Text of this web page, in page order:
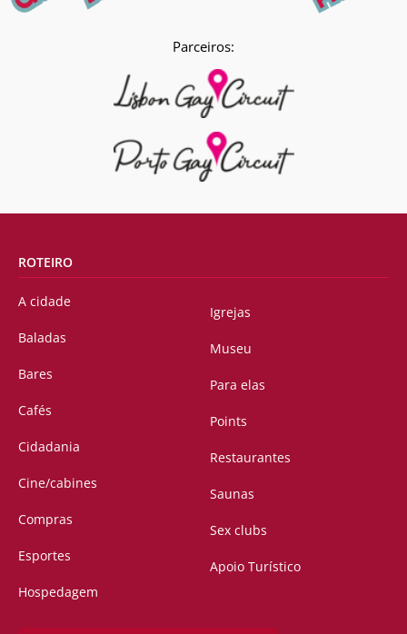
Parceiros:
ROTEIRO
A cidade
Baladas
Bares
Cafés
Cidadania
Cine/cabines
Compras
Esportes
Hospedagem
Igrejas
Museu
Para elas
Points
Restaurantes
Saunas
Sex clubs
Apoio Turístico